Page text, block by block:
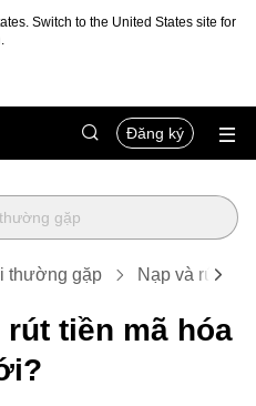
Switch to the United States site for
Đăng ký
thường gặp Nạp và rút tiền
tiền mã hóa